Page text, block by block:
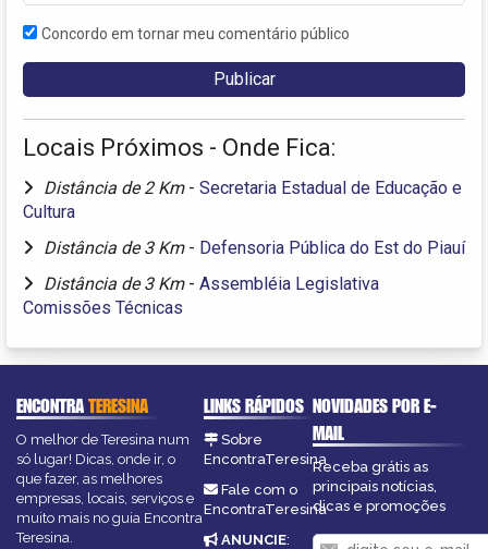
Concordo em tornar meu comentário público
Locais Próximos - Onde Fica:
Distância de 2 Km - Secretaria Estadual de Educação e
Cultura
Distância de 3 Km - Defensoria Pública do Est do Piauí
Distância de 3 Km - Assembléia Legislativa
Comissões Técnicas
ENCONTRATERESINA
O melhor de Teresina num
só lugar! Dicas, onde ir, o
que fazer, as melhores
empresas, locais, serviços e
muito mais no guia Encontra
Teresina.
LINKS RÁPIDOS
Sobre
EncontraTeresina
Fale com o
EncontraTeresina
ANUNCIE:
NOVIDADES POR E-
MAIL
Receba grátis as
principais notícias,
dicas e promoções